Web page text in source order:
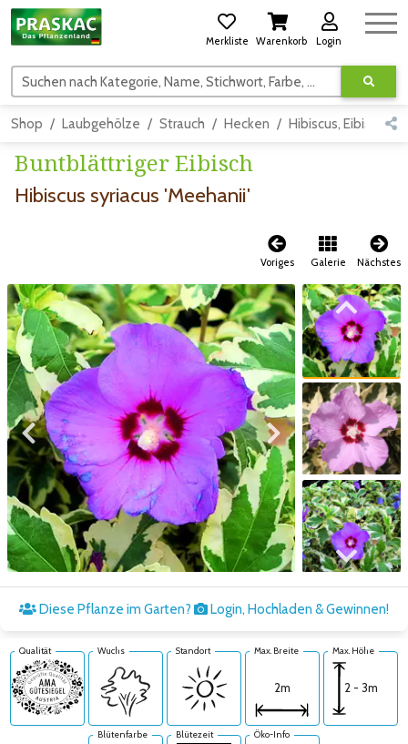
Merkliste Warenkorb Login
Suchen nach Kategorie, Name, Stichwort, Farbe, usw.
Shop Laubgehölze Strauch Hecken Hibiscus, Eibisch
Buntblättriger Eibisch
Hibiscus syriacus 'Meehanii'
Voriges Galerie Nächstes
Zum vorigen Bild Zum nächsten Bild
Zum vorigen Bild
Zum nächsten Bild
Diese Pflanze im Garten? Login, Hochladen & Gewinnen!
Qualität Wuchs Standort Max. Breite
2m
Max. Höhe
2 - 3m
Blütenfarbe
Blütezeit
Öko-Info